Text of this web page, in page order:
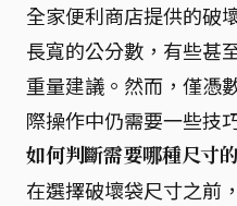
全家便利商店提供的破
長寬的公分數，有些甚
重量建議。然而，僅憑
際操作中仍需要一些技
如何判斷需要哪種尺寸
在選擇破壞袋尺寸之前